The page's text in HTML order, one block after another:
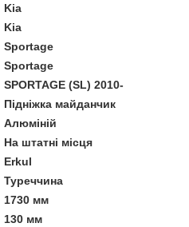
Kia
Kia
Sportage
Sportage
SPORTAGE (SL) 2010-
Підніжка майданчик
Алюміній
На штатні місця
Erkul
Туреччина
1730 мм
130 мм